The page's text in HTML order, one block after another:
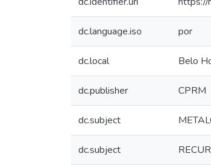
dc.language.iso por
dc.local Belo
dc.publisher CPRM
dc.subject
dc.subject